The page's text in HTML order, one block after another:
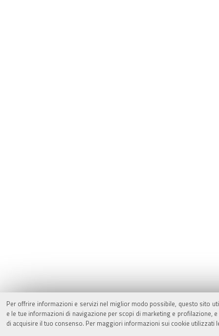
Per offrire informazioni e servizi nel miglior modo possibile, questo sito
e le tue informazioni di navigazione per scopi di marketing e
di acquisire il tuo consenso. Per maggiori informazioni sui cookie utilizzati